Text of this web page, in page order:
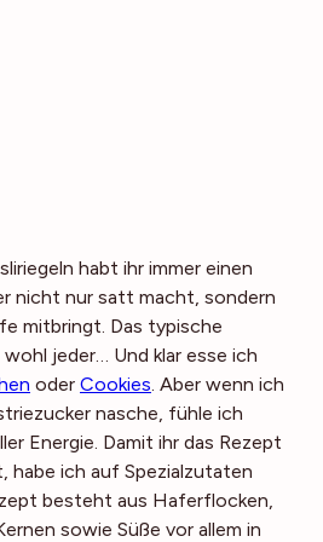
habt ihr immer einen
nicht nur satt macht, sondern
mitbringt. Das typische
jeder… Und klar esse ich
oder Cookies. Aber wenn ich
nasche, fühle ich
Energie. Damit ihr das Rezept
habe ich auf Spezialzutaten
besteht aus Haferflocken,
sowie Süße vor allem in